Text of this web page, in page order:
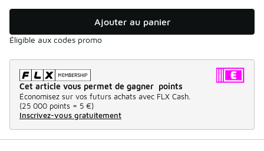
Ajouter au panier
Éligible aux codes promo
Cet article vous permet de gagner points
Économisez sur vos futurs achats avec FLX Cash.
(25 000 points = 5 €)
Inscrivez-vous gratuitement